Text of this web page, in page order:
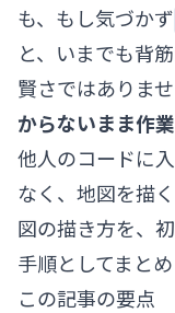
も、もし気づかず
と、いまでも背
賢さではありませ
からないまま作
他人のコードに
なく、地図を描
図の描き方を、
手順としてまとめ
この記事の要点